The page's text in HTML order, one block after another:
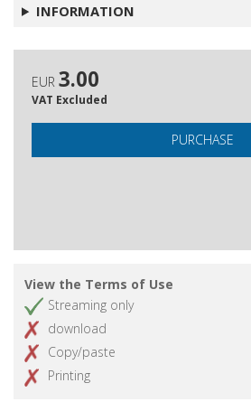
INFORMATION
EUR 3.00
VAT Excluded
PURCHASE
View the Terms of Use
Streaming only
download
Copy/paste
Printing